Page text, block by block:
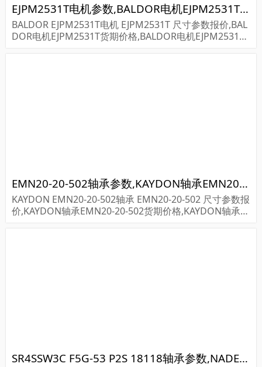
EJPM2531T电机参数,BALDOR电机EJPM2531T重量
BALDOR EJPM2531T电机 EJPM2531T 尺寸参数报价,BAL
DOR电机EJPM2531T货期价格,BALDOR电机EJPM2531
EMN20-20-502轴承参数,KAYDON轴承EMN20-20-502重量
KAYDON EMN20-20-502轴承 EMN20-20-502 尺寸参数报
价,KAYDON轴承EMN20-20-502货期价格,KAYDON轴承E
SR4SSW3C F5G-53 P2S 18118轴承参数,NADELLA轴承SR4SSW3C F5G-53 P2S 18118重量